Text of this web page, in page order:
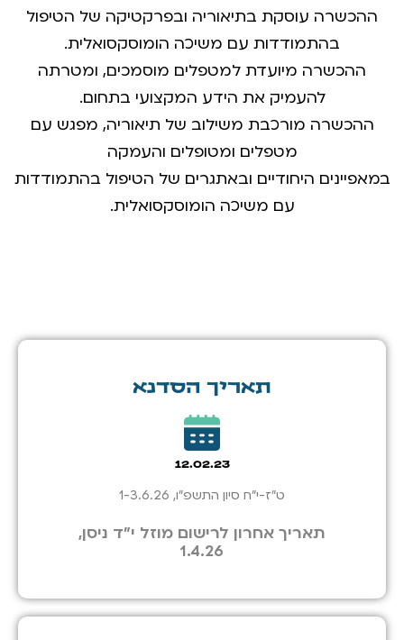
ההכשרה עוסקת בתיאוריה ובפרקטיקה של הטיפול
בהתמודדות עם משיכה הומוסקסואלית.
ההכשרה מיועדת למטפלים מוסמכים, ומטרתה
להעמיק את הידע המקצועי בתחום.
ההכשרה מורכבת משילוב של תיאוריה, מפגש עם
מטפלים ומטופלים והעמקה
במאפיינים היחודיים ובאתגרים של הטיפול בהתמודדות
עם משיכה הומוסקסואלית.
תאריך הסדנא
12.02.23
ט"ז-י"ח סיון התשפ"ו, 1-3.6.26
תאריך אחרון לרישום מוזל י"ד ניסן,
1.4.26